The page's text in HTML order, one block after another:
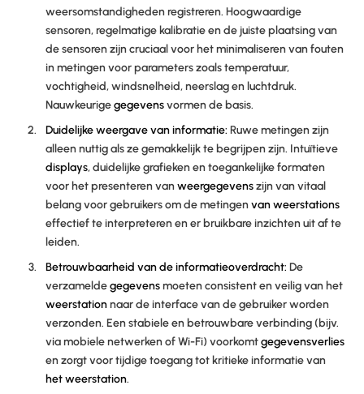
weersomstandigheden registreren. Hoogwaardige
sensoren, regelmatige kalibratie en de juiste plaatsing van
de sensoren zijn cruciaal voor het minimaliseren van fouten
in metingen voor parameters zoals temperatuur,
vochtigheid, windsnelheid, neerslag en luchtdruk.
Nauwkeurigegegevensvormen de basis.
Duidelijke weergave van informatie: Ruwe metingen zijn
alleen nuttig als ze gemakkelijk te begrijpen zijn. Intuïtieve
displays, duidelijke grafieken en toegankelijke formaten
voor het presenteren vanweergegevenszijn van vitaal
belang voor gebruikers om de metingenvan weerstations
effectief te interpreteren en er bruikbare inzichten uit af te
leiden.
Betrouwbaarheid van de informatieoverdracht: De
verzameldegegevensmoeten consistent en veilig van het
weerstationnaar de interface van de gebruiker worden
verzonden. Een stabiele en betrouwbare verbinding (bijv.
via mobiele netwerken of Wi-Fi) voorkomtgegevensverlies
en zorgt voor tijdige toegang tot kritieke informatie van
het weerstation.